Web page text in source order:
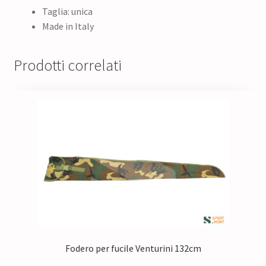
Taglia: unica
Made in Italy
Prodotti correlati
Fodero per fucile Venturini 132cm